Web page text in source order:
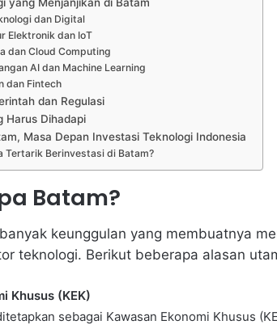
dan Digital
Elektronik dan IoT
dan Cloud Computing
AI dan Machine Learning
dan Fintech
dan Regulasi
Harus Dihadapi
Masa Depan Investasi Teknologi Indonesia
Tertarik Berinvestasi di Batam?
Batam?
keunggulan yang membuatnya
teknologi. Berikut beberapa alasan
Khusus (KEK)
sebagai Kawasan Ekonomi Khusus